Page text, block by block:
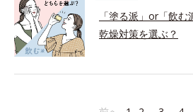
「塗る派」or「飲
乾燥対策を選ぶ？